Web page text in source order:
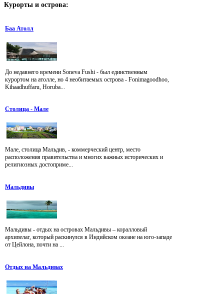
Курорты и острова:
Баа Атолл
До недавнего времени Soneva Fushi - был единственным
курортом на атолле, но 4 необитаемых острова - Fonimagoodhoo,
Kihaadhuffaru, Horuba...
Столица - Мале
Мале, столица Мальдив, - коммерческий центр, место
расположения правительства и многих важных исторических и
религиозных достоприме...
Мальдивы
Мальдивы - отдых на островах Мальдивы – коралловый
архипелаг, который раскинулся в Индийском океане на юго-западе
от Цейлона, почти на ...
Отдых на Мальдивах